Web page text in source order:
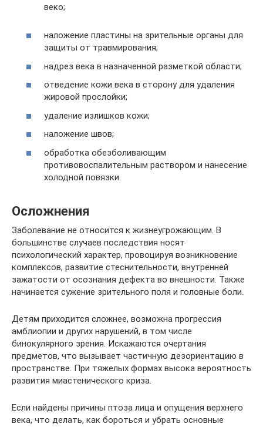
веко;
наложение пластины на зрительные органы для
защиты от травмирования;
надрез века в назначенной разметкой области;
отведение кожи века в сторону для удаления
жировой прослойки;
удаление излишков кожи;
наложение швов;
обработка обезболивающим
противовоспалительным раствором и нанесение
холодной повязки.
Осложнения
Заболевание не относится к жизнеугрожающим. В
большинстве случаев последствия носят
психологический характер, провоцируя возникновение
комплексов, развитие стеснительности, внутренней
зажатости от осознания дефекта во внешности. Также
начинается сужение зрительного поля и головные боли.
Детям приходится сложнее, возможна прогрессия
амблиопии и других нарушений, в том числе
бинокулярного зрения. Искажаются очертания
предметов, что вызывает частичную дезориентацию в
пространстве. При тяжелых формах высока вероятность
развития миастенического криза.
Если найдены причины птоза лица и опущения верхнего
века, что делать, как бороться и убрать основные